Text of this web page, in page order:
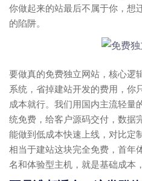
你做起来的站最后不属于你，想
的陷阱。
要做真的免费独立网站，核心逻
系统，省掉建站开发的费用，你
成本就行。我们用国内主流轻量
统免费，给客户源码交付，数据
能做到低成本快速上线，对比定
相当于建站这块完全免费，首年
名和体验型主机，就是基础成本